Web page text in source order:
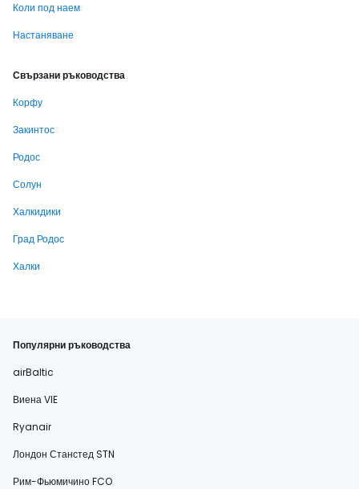
Коли под наем
Настаняване
Свързани ръководства
Корфу
Закинтос
Родос
Солун
Халкидики
Град Родос
Халки
Популярни ръководства
airBaltic
Виена VIE
Ryanair
Лондон Станстед STN
Рим-Фьюмичино FCO